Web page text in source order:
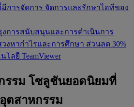
การจัดการ จัดการและรักษาไอทีของ
งการสนับสนุนและการดำเนินการ
งหากำไรและการศึกษา ส่วนลด 30%
โลยี TeamViewer
รรม โซลูชันยอดนิยมที่
ตสาหกรรม